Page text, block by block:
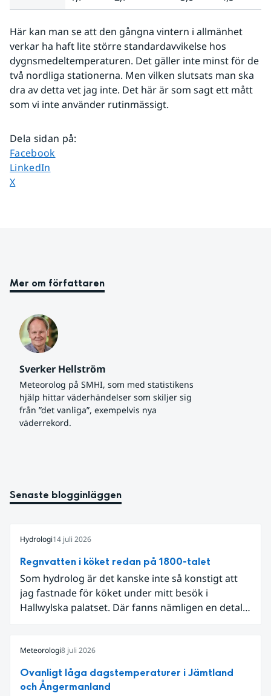
Här kan man se att den gångna vintern i allmänhet
verkar ha haft lite större standardavvikelse hos
dygnsmedeltemperaturen. Det gäller inte minst för de
två nordliga stationerna. Men vilken slutsats man ska
dra av detta vet jag inte. Det här är som sagt ett mått
som vi inte använder rutinmässigt.
Dela sidan på:
Dela sidan på
Facebook
Dela sidan på
LinkedIn
Dela sidan på
X
Mer om författaren
Sverker Hellström
Meteorolog på SMHI, som med statistikens
hjälp hittar väderhändelser som skiljer sig
från ”det vanliga”, exempelvis nya
väderrekord.
Senaste blogginläggen
Hydrologi14 juli 2026
Regnvatten i köket redan på 1800-talet
Som hydrolog är det kanske inte så konstigt att
jag fastnade för köket under mitt besök i
Hallwylska palatset. Där fanns nämligen en detalj
Meteorologi8 juli 2026
Ovanligt låga dagstemperaturer i Jämtland
och Ångermanland